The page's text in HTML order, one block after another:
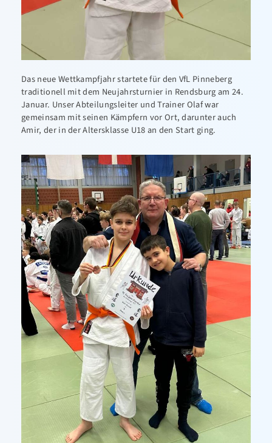
Das neue Wettkampfjahr startete für den VfL Pinneberg
traditionell mit dem Neujahrsturnier in Rendsburg am 24.
Januar. Unser Abteilungsleiter und Trainer Olaf war
gemeinsam mit seinen Kämpfern vor Ort, darunter auch
Amir, der in der Altersklasse U18 an den Start ging.